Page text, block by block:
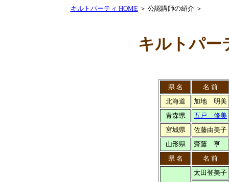
キルトパーティ HOME＞ 公認講師の紹介 ＞
キルトパー
県 名
名 前
北海道
加地 明美
青森県
五戸 修美
宮城県
佐藤由美子
山形県
齋藤 亨
県 名
名 前
太田登美子